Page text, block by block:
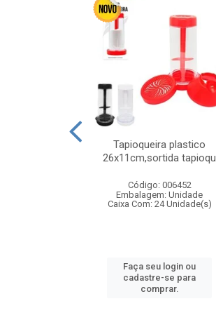
Tapioqueira plastico
26x11cm,sortida tapioqu
Código: 006452
Embalagem: Unidade
Caixa Com: 24 Unidade(s)
Faça seu login ou
cadastre-se para
comprar.